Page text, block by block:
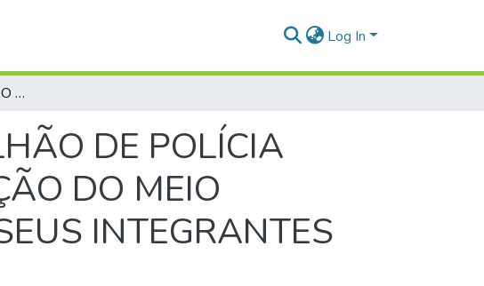
Log In
ANÁLISE DA ATUAÇÃO DO 1º BATALHÃO DE POLÍCIA MILITAR AMBIENTAL NA PRESERVAÇÃO DO MEIO AMBIENTE SOB A PERSPECTIVA DE SEUS INTEGRANTES
DE POLÍCIA
DO MEIO
INTEGRANTES